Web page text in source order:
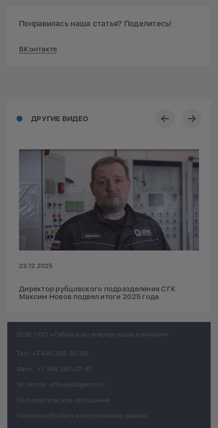
Понравилась наша статья? Поделитесь!
ВКонтакте
ДРУГИЕ ВИДЕО
23.12.2025
Директор рубцовского подразделения СГК
Максим Новов подвел итоги 2025 года
2026 ООО «Сибирская генерирующая компания»
Тел.: +7 495 258-83-00
Факс.: +7 495 363-27-81
Эл. почта.: office@sibgenco.ru
Пользовательское соглашение
Политика обработки персональных данных